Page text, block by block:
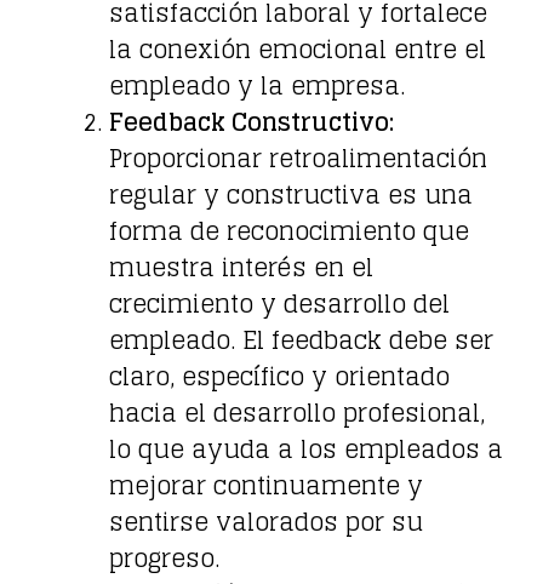
satisfacción laboral y fortalece
la conexión emocional entre el
empleado y la empresa.
Feedback Constructivo:
Proporcionar retroalimentación
regular y constructiva es una
forma de reconocimiento que
muestra interés en el
crecimiento y desarrollo del
empleado. El feedback debe ser
claro, específico y orientado
hacia el desarrollo profesional,
lo que ayuda a los empleados a
mejorar continuamente y
sentirse valorados por su
progreso.